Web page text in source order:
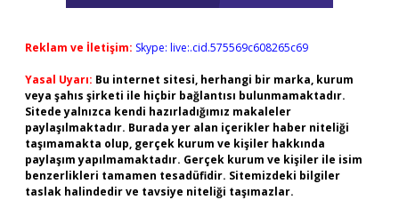
Reklam ve İletişim: Skype: live:.cid.575569c608265c69
Yasal Uyarı: Bu internet sitesi, herhangi bir marka, kurum
veya şahıs şirketi ile hiçbir bağlantısı bulunmamaktadır.
Sitede yalnızca kendi hazırladığımız makaleler
paylaşılmaktadır. Burada yer alan içerikler haber niteliği
taşımamakta olup, gerçek kurum ve kişiler hakkında
paylaşım yapılmamaktadır. Gerçek kurum ve kişiler ile isim
benzerlikleri tamamen tesadüfidir. Sitemizdeki bilgiler
taslak halindedir ve tavsiye niteliği taşımazlar.